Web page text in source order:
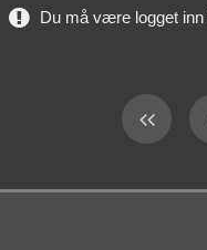
Du må være logget